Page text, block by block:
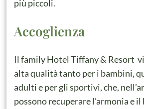
più piccoli.
Accoglienza
Il family Hotel Tiffany & Resort
alta qualità tanto per i bambini,
adulti e per gli sportivi, che,
possono recuperare l’armonia e